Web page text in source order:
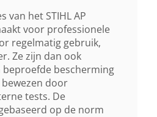
van het STIHL AP
voor professionele
regelmatig gebruik,
Ze zijn dan ook
beproefde bescherming
door
tests. De
op de norm